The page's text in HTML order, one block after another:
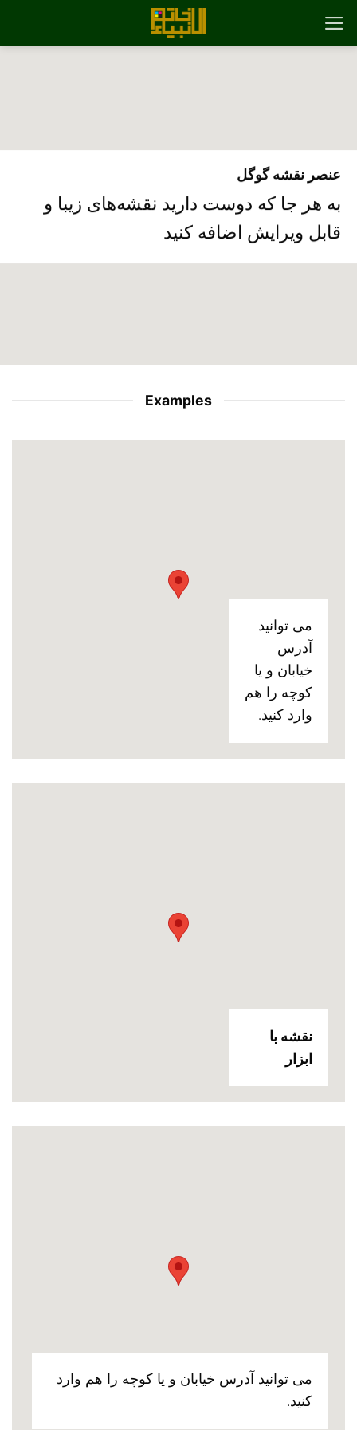
عنصر نقشه گوگل
به هر جا که دوست دارید نقشه‌های زیبا و
قابل ویرایش اضافه کنید
Examples
می توانید
آدرس
خیابان و یا
کوچه را هم
وارد کنید.
نقشه با
ابزار
می توانید آدرس خیابان و یا کوچه را هم وارد
کنید.